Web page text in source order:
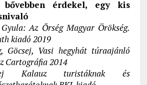
érdekel, egy kis
Az Őrség Magyar Örökség.
kiadó 2019
Göcsej, Vasi hegyhát túraajánló
Cartográfia 2014
Kalauz turistáknak és